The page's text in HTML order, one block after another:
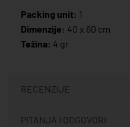
Packing unit: 1
Dimenzije: 40 x 60 cm
Težina: 4 gr
RECENZIJE
PITANJA I ODGOVORI